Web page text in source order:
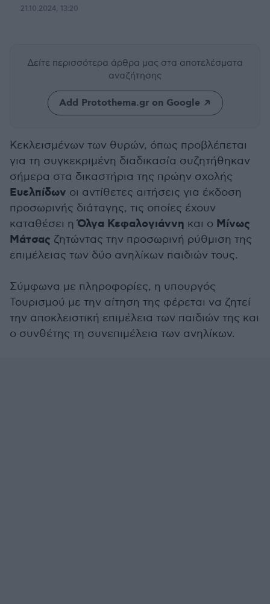
21.10.2024, 13:20
Δείτε περισσότερα άρθρα μας στα αποτελέσματα
αναζήτησης
Add Protothema.gr on Google
Κεκλεισμένων των θυρών, όπως προβλέπεται
για τη συγκεκριμένη διαδικασία συζητήθηκαν
σήμερα στα δικαστήρια της πρώην σχολής
Ευελπίδων οι αντίθετες αιτήσεις για έκδοση
προσωρινής διάταγης, τις οποίες έχουν
καταθέσει ηΌλγα Κεφαλογιάννη και ο Μίνως
Μάτσας ζητώντας την προσωρινή ρύθμιση της
επιμέλειας των δύο ανηλίκων παιδιών τους.
Σύμφωνα με πληροφορίες, η υπουργός
Τουρισμού με την αίτηση της φέρεται να ζητεί
την αποκλειστική επιμέλεια των παιδιών της και
ο συνθέτης τη συνεπιμέλεια των ανηλίκων.